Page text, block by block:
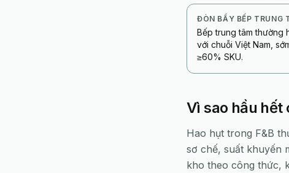
ĐÒN BẨY BẾP TRUNG
Bếp trung tâm thường
với chuỗi Việt Nam,
≥60% SKU.
Vì sao hầu hết
Hao hụt trong F&B
sơ chế, suất khuyến
kho theo công thức,